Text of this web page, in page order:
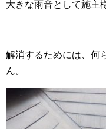
大きな雨音として施主
解消するためには、何
ん。